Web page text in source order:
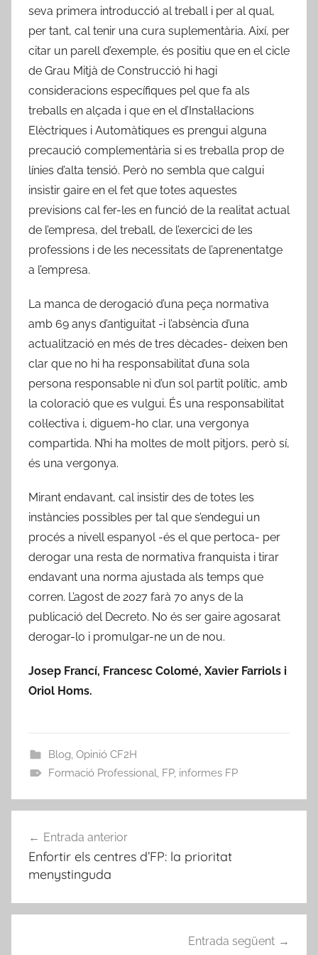
seva primera introducció al treball i per al qual,
per tant, cal tenir una cura suplementària. Així, per
citar un parell d’exemple, és positiu que en el cicle
de Grau Mitjà de Construcció hi hagi
consideracions específiques pel que fa als
treballs en alçada i que en el d’Instal·lacions
Elèctriques i Automàtiques es prengui alguna
precaució complementària si es treballa prop de
línies d’alta tensió. Però no sembla que calgui
insistir gaire en el fet que totes aquestes
previsions cal fer-les en funció de la realitat actual
de l’empresa, del treball, de l’exercici de les
professions i de les necessitats de l’aprenentatge
a l’empresa.
La manca de derogació d’una peça normativa
amb 69 anys d’antiguitat -i l’absència d’una
actualització en més de tres dècades- deixen ben
clar que no hi ha responsabilitat d’una sola
persona responsable ni d’un sol partit polític, amb
la coloració que es vulgui. És una responsabilitat
col·lectiva i, diguem-ho clar, una vergonya
compartida. N’hi ha moltes de molt pitjors, però sí,
és una vergonya.
Mirant endavant, cal insistir des de totes les
instàncies possibles per tal que s’endegui un
procés a nivell espanyol -és el que pertoca- per
derogar una resta de normativa franquista i tirar
endavant una norma ajustada als temps que
corren. L’agost de 2027 farà 70 anys de la
publicació del Decreto. No és ser gaire agosarat
derogar-lo i promulgar-ne un de nou.
Josep Francí, Francesc Colomé, Xavier Farriols i
Oriol Homs.
Blog, Opinió CF2H
Formació Professional, FP, informes FP
d'entrades
Entrada anterior
Enfortir els centres d’FP: la prioritat
menystinguda
Entrada següent